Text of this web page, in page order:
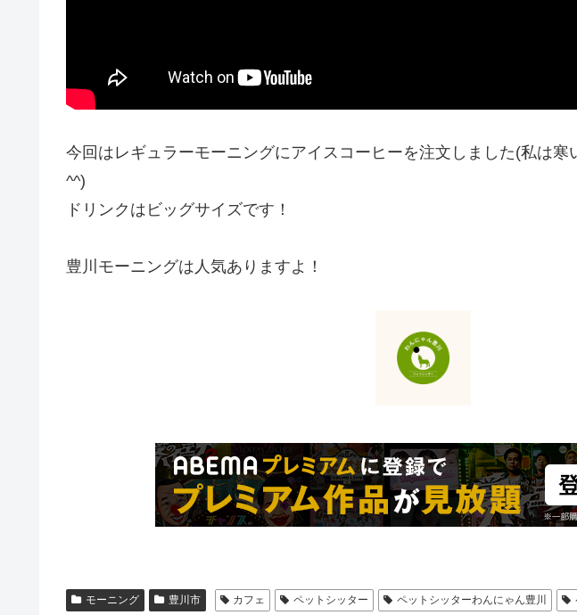
今回はレギュラーモーニングにアイスコーヒーを注文しました(私は寒
^^)
ドリンクはビッグサイズです！
豊川モーニングは人気ありますよ！
モーニング 豊川市 カフェ ペットシッター ペットシッターわんにゃん豊川